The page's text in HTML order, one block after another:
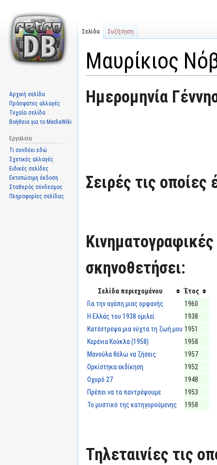
Μαυρίκιος
Μετάβαση
στην
Πήδηση
στην
Ημερομηνία
Σειρές τις οποίες
Κινηματογραφικές
σκηνοθετήσει:
Σελίδα περιεχομένου
Έτος
Για την αγάπη μιας ορφανής
1960
Η Ελλάς του 1938 ομιλεί
1938
Κατέστρεψα μια νύχτα τη ζωή μου 1951
Κερένια Κούκλα (1958)
1958
Μανούλα θέλω να ζήσεις
1957
Ορκίστηκα εκδίκηση
1952
Οχυρό 27
1948
Πρέπει να τα παντρέψουμε
1953
Το μυστικό της κατηγορούμενης
1958
Τηλεταινίες τις
Σελίδα Συζήτηση
Αρχική σελίδα
Πρόσφατες αλλαγές
Τυχαία σελίδα
Βοήθεια για το MediaWiki
Εργαλεία
Τι συνδέει εδώ
Σχετικές αλλαγές
Ειδικές σελίδες
Εκτυπώσιμη έκδοση
Σταθερός σύνδεσμος
Πληροφορίες σελίδας